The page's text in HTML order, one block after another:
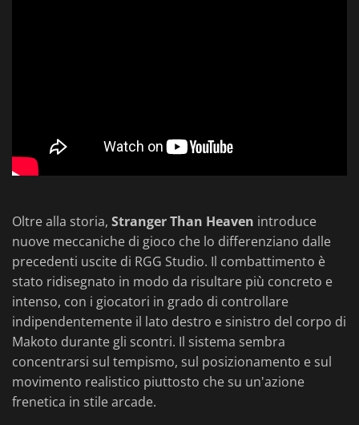
Oltre alla storia, Stranger Than Heaven introduce
nuove meccaniche di gioco che lo differenziano dalle
precedenti uscite di RGG Studio. Il combattimento è
stato ridisegnato in modo da risultare più concreto e
intenso, con i giocatori in grado di controllare
indipendentemente il lato destro e sinistro del corpo di
Makoto durante gli scontri. Il sistema sembra
concentrarsi sul tempismo, sul posizionamento e sul
movimento realistico piuttosto che su un'azione
frenetica in stile arcade.